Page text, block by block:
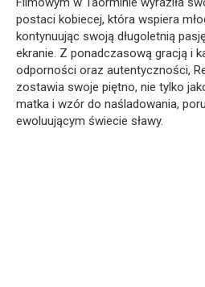
postaci kobiecej, która wspiera
kontynuując swoją długoletnią
ekranie. Z ponadczasową gracją i
odporności oraz autentyczności,
zostawia swoje piętno, nie tylko
matka i wzór do naśladowania,
ewoluującym świecie sławy.